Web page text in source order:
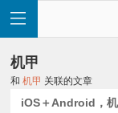
机甲
和机甲 关联的文章
iOS＋Android，